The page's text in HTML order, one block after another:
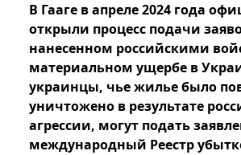
В Гааге в апреле 2024 года
открыли процесс подачи
нанесенном российскими
материальном ущербе в
украинцы, чье жилье было
уничтожено в результате
агрессии, могут подать
международный Реестр